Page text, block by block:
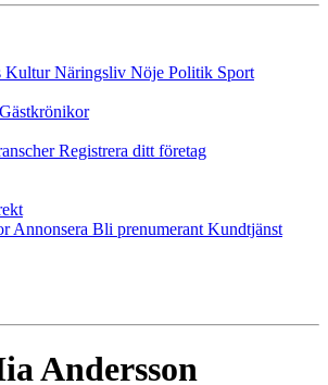
KulturNäringsliv Nöje Politik Sport
Gästkrönikor
Registrera ditt företag
Annonsera Bli prenumerant Kundtjänst
Andersson